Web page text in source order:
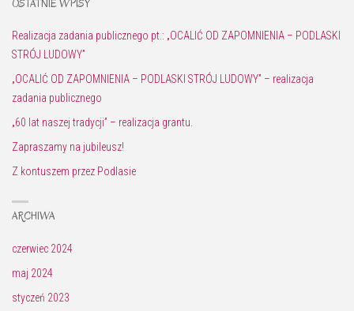
OSTATNIE WPISY
Realizacja zadania publicznego pt.: „OCALIĆ OD ZAPOMNIENIA – PODLASKI
STRÓJ LUDOWY”
„OCALIĆ OD ZAPOMNIENIA – PODLASKI STRÓJ LUDOWY” – realizacja
zadania publicznego
„60 lat naszej tradycji” – realizacja grantu.
Zapraszamy na jubileusz!
Z kontuszem przez Podlasie
ARCHIWA
czerwiec 2024
maj 2024
styczeń 2023